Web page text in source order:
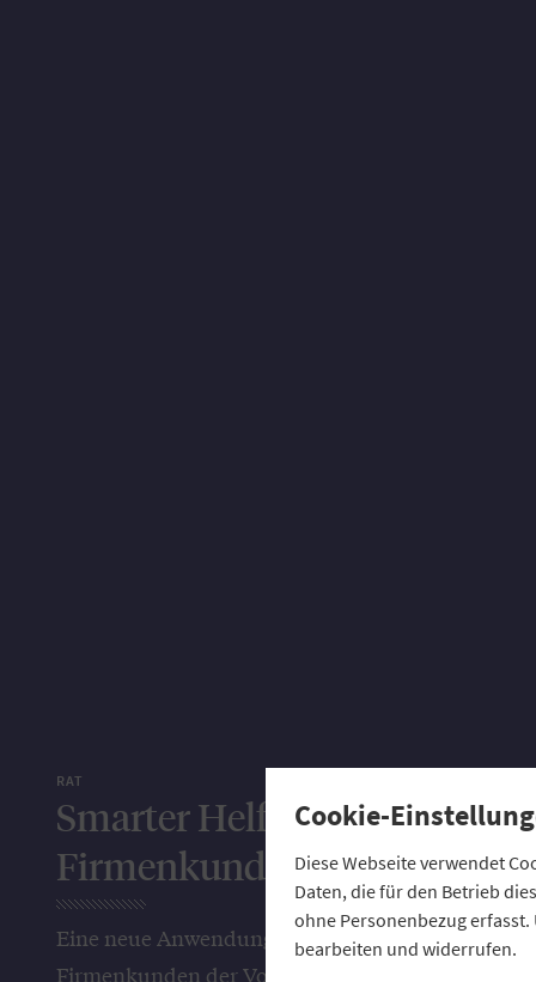
RAT
Smarter Helfer für
Firmenkunden
Eine neue Anwendung erleichtert
Firmenkunden der Volksbanken und
Cookie-
Diese Webseite verwendet
Daten, die für den Betrieb
ohne Personenbezug
bearbeiten und widerrufen.